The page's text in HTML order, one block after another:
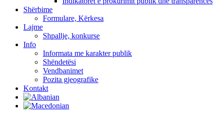
Shërbime
Formulare, Kërkesa
Lajme
Shpallje, konkurse
Info
Informata me karakter publik
Shëndetësi
Vendbanimet
Pozita gjeografike
Kontakt